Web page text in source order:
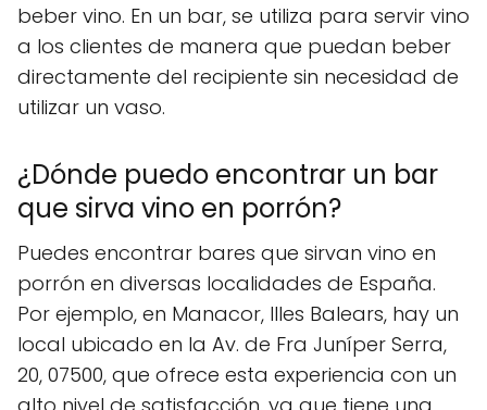
beber vino. En un bar, se utiliza para servir vino
a los clientes de manera que puedan beber
directamente del recipiente sin necesidad de
utilizar un vaso.
¿Dónde puedo encontrar un bar
que sirva vino en porrón?
Puedes encontrar bares que sirvan vino en
porrón en diversas localidades de España.
Por ejemplo, en Manacor, Illes Balears, hay un
local ubicado en la Av. de Fra Juníper Serra,
20, 07500, que ofrece esta experiencia con un